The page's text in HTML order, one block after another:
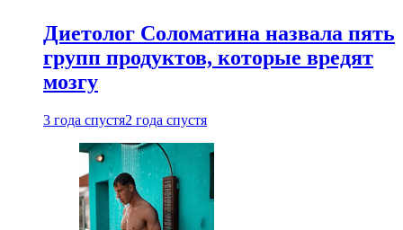
Диетолог Соломатина назвала пять
групп продуктов, которые вредят
мозгу
3 года спустя2 года спустя